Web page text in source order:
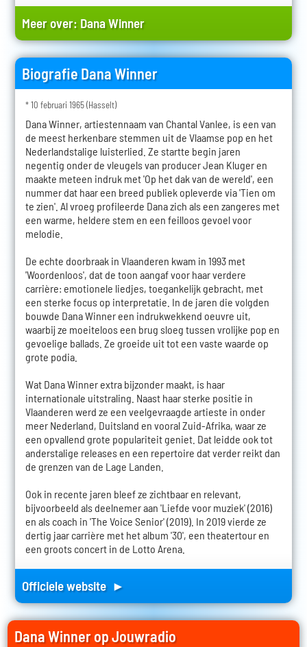
Meer over: Dana Winner
Biografie Dana Winner
* 10 februari 1965 (Hasselt)
Dana Winner, artiestennaam van Chantal Vanlee, is een van
de meest herkenbare stemmen uit de Vlaamse pop en het
Nederlandstalige luisterlied. Ze startte begin jaren
negentig onder de vleugels van producer Jean Kluger en
maakte meteen indruk met 'Op het dak van de wereld', een
nummer dat haar een breed publiek opleverde via 'Tien om
te zien'. Al vroeg profileerde Dana zich als een zangeres met
een warme, heldere stem en een feilloos gevoel voor
melodie.
De echte doorbraak in Vlaanderen kwam in 1993 met
'Woordenloos', dat de toon aangaf voor haar verdere
carrière: emotionele liedjes, toegankelijk gebracht, met
een sterke focus op interpretatie. In de jaren die volgden
bouwde Dana Winner een indrukwekkend oeuvre uit,
waarbij ze moeiteloos een brug sloeg tussen vrolijke pop en
gevoelige ballads. Ze groeide uit tot een vaste waarde op
grote podia.
Wat Dana Winner extra bijzonder maakt, is haar
internationale uitstraling. Naast haar sterke positie in
Vlaanderen werd ze een veelgevraagde artieste in onder
meer Nederland, Duitsland en vooral Zuid-Afrika, waar ze
een opvallend grote populariteit geniet. Dat leidde ook tot
anderstalige releases en een repertoire dat verder reikt dan
de grenzen van de Lage Landen.
Ook in recente jaren bleef ze zichtbaar en relevant,
bijvoorbeeld als deelnemer aan 'Liefde voor muziek' (2016)
en als coach in 'The Voice Senior' (2019). In 2019 vierde ze
dertig jaar carrière met het album '30', een theatertour en
een groots concert in de Lotto Arena.
Officiele website ►
Dana Winner op Jouwradio